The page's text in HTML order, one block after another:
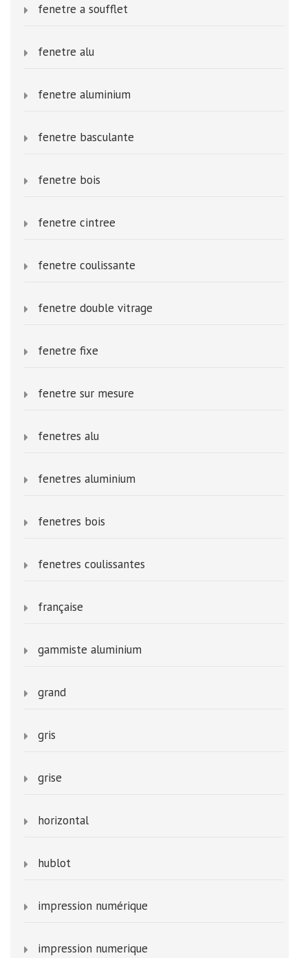
fenetre a soufflet
fenetre alu
fenetre aluminium
fenetre basculante
fenetre bois
fenetre cintree
fenetre coulissante
fenetre double vitrage
fenetre fixe
fenetre sur mesure
fenetres alu
fenetres aluminium
fenetres bois
fenetres coulissantes
française
gammiste aluminium
grand
gris
grise
horizontal
hublot
impression numérique
impression numerique